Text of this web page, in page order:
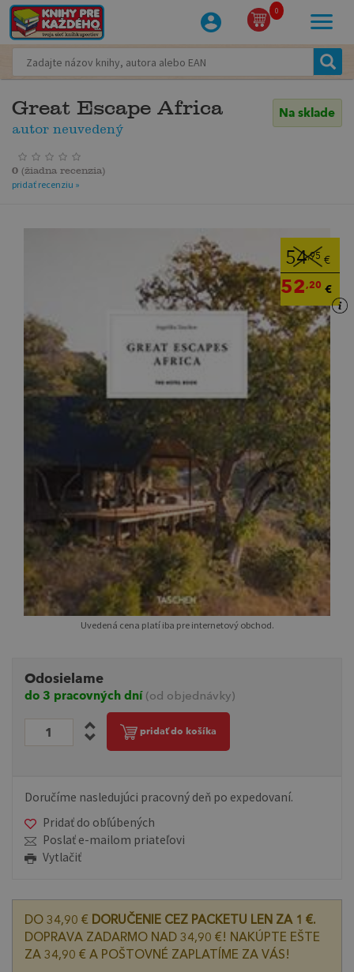
0
Great Escape Africa
autor neuvedený
Na sklade
0 (žiadna recenzia)
pridať recenziu »
54,95 €
52,20 €
Uvedená cena platí iba pre internetový obchod.
Odosielame
do 3 pracovných dní (od objednávky)
pridať do košíka
Doručíme nasledujúci pracovný deň po expedovaní.
Pridať do obľúbených
Poslať e-mailom priateľovi
Vytlačiť
DO 34,90 € DORUČENIE CEZ PACKETU LEN ZA 1 €.
DOPRAVA ZADARMO NAD 34,90 €! NAKÚPTE EŠTE
ZA 34,90 € A POŠTOVNÉ ZAPLATÍME ZA VÁS!